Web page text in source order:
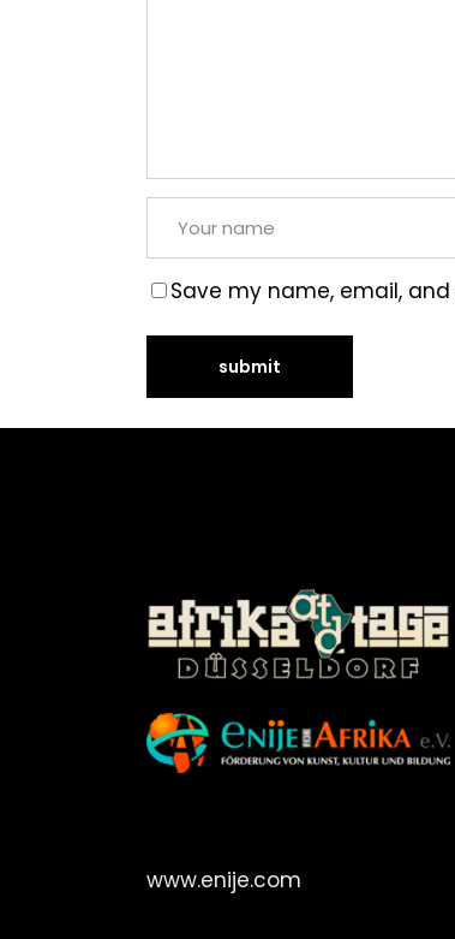
Save my name, email,
www.enije.com